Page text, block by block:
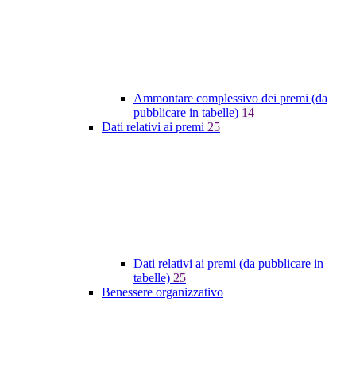
Ammontare complessivo dei premi (da
pubblicare in tabelle) 14
Dati relativi ai premi 25
Dati relativi ai premi (da pubblicare in
tabelle) 25
Benessere organizzativo